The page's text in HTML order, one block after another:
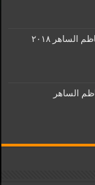
٢٠١٨